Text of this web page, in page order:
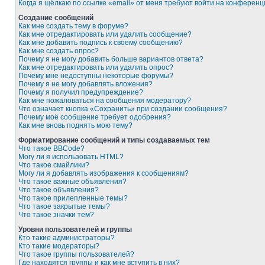
Когда я щёлкаю по ссылке «email» от меня требуют войти на
Создание сообщений
Как мне создать тему в форуме?
Как мне отредактировать или удалить сообщение?
Как мне добавить подпись к своему сообщению?
Как мне создать опрос?
Почему я не могу добавить больше вариантов ответа?
Как мне отредактировать или удалить опрос?
Почему мне недоступны некоторые форумы?
Почему я не могу добавлять вложения?
Почему я получил предупреждение?
Как мне пожаловаться на сообщения модератору?
Что означает кнопка «Сохранить» при создании сообщения?
Почему моё сообщение требует одобрения?
Как мне вновь поднять мою тему?
Форматирование сообщений и типы создаваемых тем
Что такое BBCode?
Могу ли я использовать HTML?
Что такое смайлики?
Могу ли я добавлять изображения к сообщениям?
Что такое важные объявления?
Что такое объявления?
Что такое прилепленные темы?
Что такое закрытые темы?
Что такое значки тем?
Уровни пользователей и группы
Кто такие администраторы?
Кто такие модераторы?
Что такое группы пользователей?
Где находятся группы и как мне вступить в них?